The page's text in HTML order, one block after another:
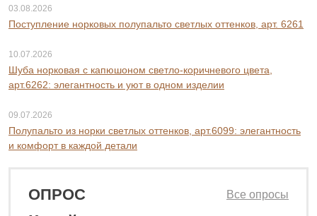
03.08.2026
Поступление норковых полупальто светлых оттенков, арт. 6261
10.07.2026
Шуба норковая с капюшоном светло-коричневого цвета,
арт.6262: элегантность и уют в одном изделии
09.07.2026
Полупальто из норки светлых оттенков, арт.6099: элегантность
и комфорт в каждой детали
ОПРОС Все опросы